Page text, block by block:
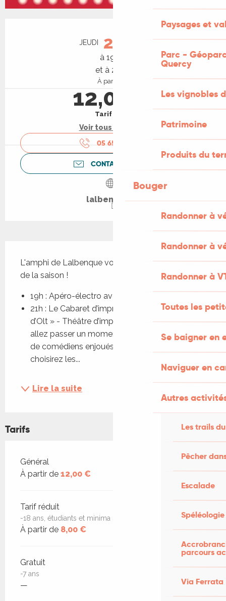
Paysages et
Parc -
Quercy
Les vignobles
Patrimoine
Produits du
Bouger
Randonner à
Randonner à
Randonner à
Toutes les
Se baigner en
Naviguer en
Autres
Les trails
Pêcher
Escalade
Spéléologie
parcours
Via Ferrata
Ouverture et coordonnées
JEUDI 27
à 19:00
et à 21:00
À partir de
12,00 €
Tarif plein
Voir tous les tarifs
05 65 31 61
CONTACTEZ-NOUS
lalbenque.fr
L'amphi de Lalbenque vous invite pour sa dernière
de la saison !
19h : Apéro-électro avec Ren’art
21h : Le Cabaret d’improvisation des « Truffes
d’Olt » - Théâtre d’improvisation amateur. Vous
allez passer un moment unique en compagnie
de comédiens enjoués et imprévisibles! Vous
choisirez les...
Lire la suite
Tarifs
Tarifs 2026
Général
À partir de 12,00 €
Tarif réduit
-18 ans, étudiants et minima sociaux
À partir de 8,00 €
Gratuit
-7 ans
—